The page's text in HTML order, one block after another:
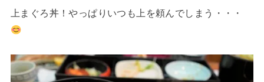
上まぐろ丼！やっぱりいつも上を頼んでしまう・・・